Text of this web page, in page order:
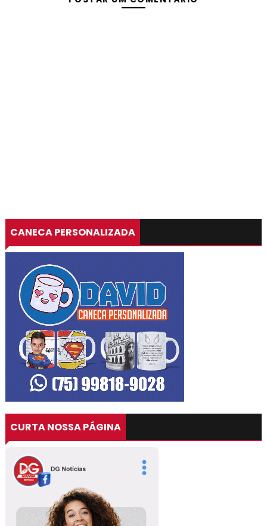
CANECA PERSONALIZADA
CURTA NOSSA PÁGINA